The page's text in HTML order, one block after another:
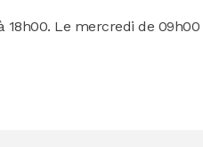
Le mercredi de 09h00